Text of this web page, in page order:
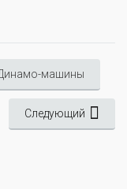
Динамо-машины
Следующий